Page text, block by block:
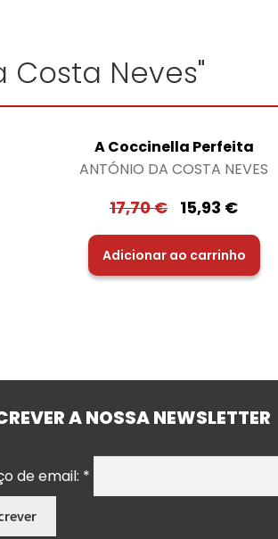
Neves"
A Coccinella Perfeita
ANTÓNIO DA COSTA NEVES
17,70€ 15,93 €
Adicionar ao carrinho
A NOSSA NEWSLETTER
de email: *